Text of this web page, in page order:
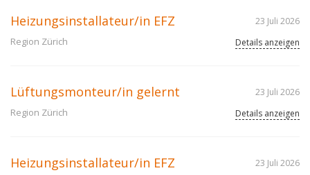
Heizungsinstallateur/in EFZ
Region Zürich
23 Juli 2026
Details anzeigen
Lüftungsmonteur/in gelernt
Region Zürich
23 Juli 2026
Details anzeigen
Heizungsinstallateur/in EFZ
23 Juli 2026